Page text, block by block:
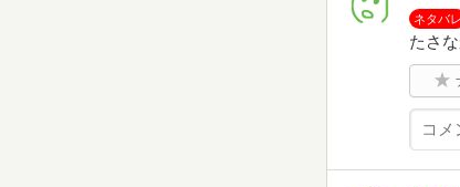
ネタバレ
たさ